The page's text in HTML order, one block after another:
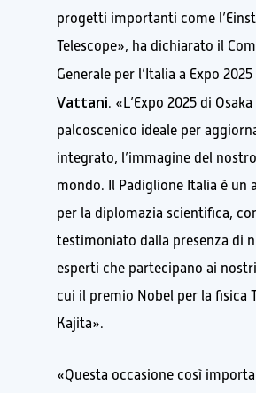
progetti importanti come
Telescope», ha dichiarato il
Generale per l’Italia a Expo 2025
Vattani. «L’Expo 2025 di Osaka
palcoscenico ideale per
integrato, l’immagine del
mondo. Il Padiglione Italia è un
per la diplomazia scientifica,
testimoniato dalla presenza di
esperti che partecipano ai
cui il premio Nobel per la fisica
Kajita».
«Questa occasione così